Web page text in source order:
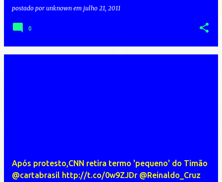
postado por unknown em julho 21, 2011
0
Após protesto,CNN retira termo 'pequeno' do Timão
@cartabrasil http://t.co/0w9ZJDr @Reinaldo_Cruz